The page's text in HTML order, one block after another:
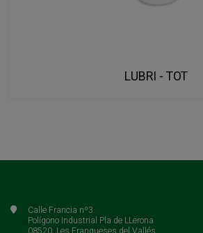
LUBRI - TOT
Calle Francia nº3
Polígono Industrial Pla de LLerona